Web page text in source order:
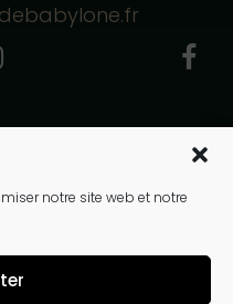
notre site web et notre
2026. Tous droits réservés